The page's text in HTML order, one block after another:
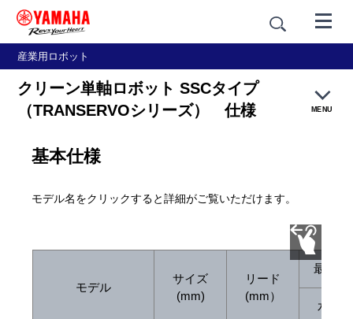
産業用ロボット
クリーン単軸ロボット SSCタイプ
（TRANSERVOシリーズ） 仕様
MENU
特長
仕様
カタログ
基本仕様
モデル名をクリックすると詳細がご覧いただけます。
モデル
サイズ
(mm)
リード
(mm）
最大可
水平